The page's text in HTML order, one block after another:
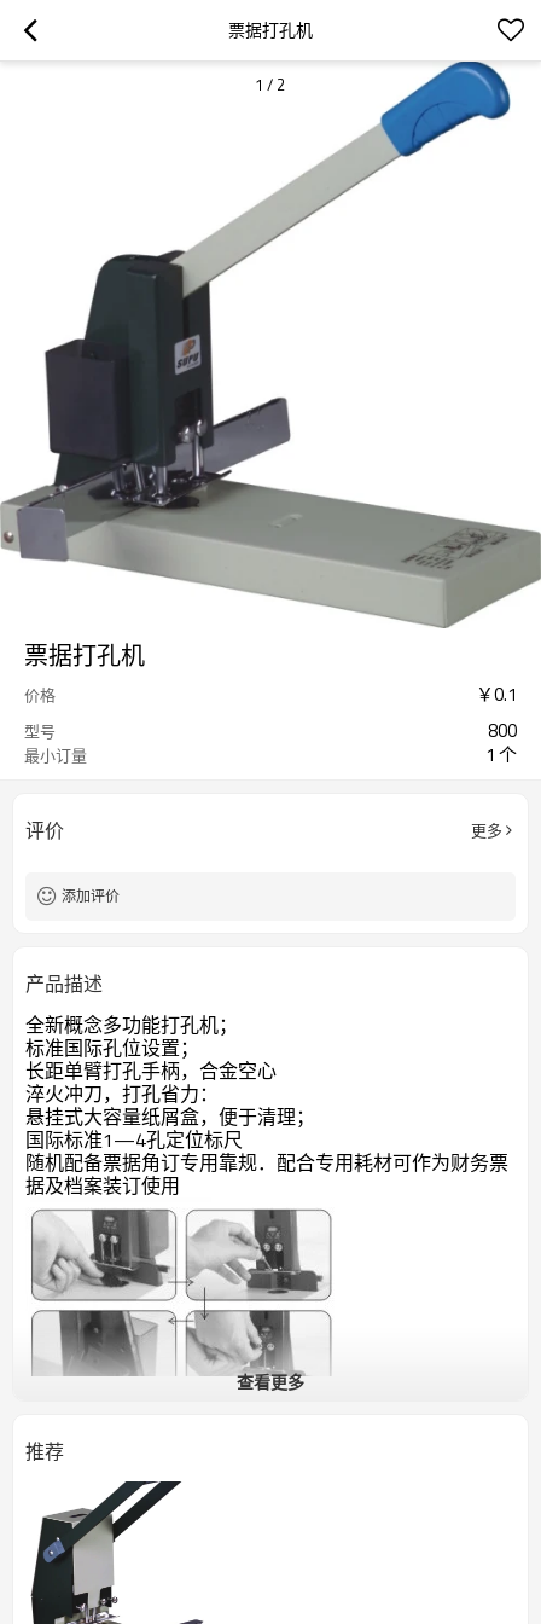
票据打孔机
1 / 2
票据打孔机
价格 ￥0.1
型号 800
最小订量 1 个
评价 更多
添加评价
产品描述
全新概念多功能打孔机；
标准国际孔位设置；
长距单臂打孔手柄，合金空心
淬火冲刀，打孔省力：
悬挂式大容量纸屑盒，便于清理；
国际标准1—4孔定位标尺
随机配备票据角订专用靠规．配合专用耗材可作为财务票
据及档案装订使用
查看更多
推荐